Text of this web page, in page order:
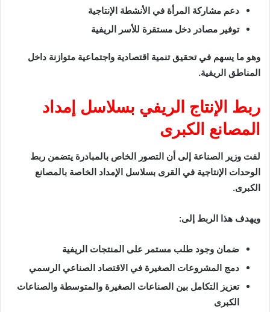
دعم مشاركة المرأة في الأنشطة الإنتاجية
توفير مصادر دخل مستقرة للأسر الريفية
وهو ما يسهم في تحقيق تنمية اقتصادية واجتماعية متوازنة داخل
المناطق الريفية.
ربط الإنتاج الريفي بسلاسل إمداد
المصانع الكبرى
لفت وزير الصناعة إلى أن التصور الخاص بالمبادرة يتضمن ربط
الوحدات الإنتاجية في القرى بسلاسل الإمداد الخاصة بالمصانع
الكبرى.
ويهدف هذا الربط إلى:
ضمان وجود طلب مستمر على المنتجات الريفية
دمج المشروعات الصغيرة في الاقتصاد الصناعي الرسمي
تعزيز التكامل بين الصناعات الصغيرة والمتوسطة والصناعات
الكبرى